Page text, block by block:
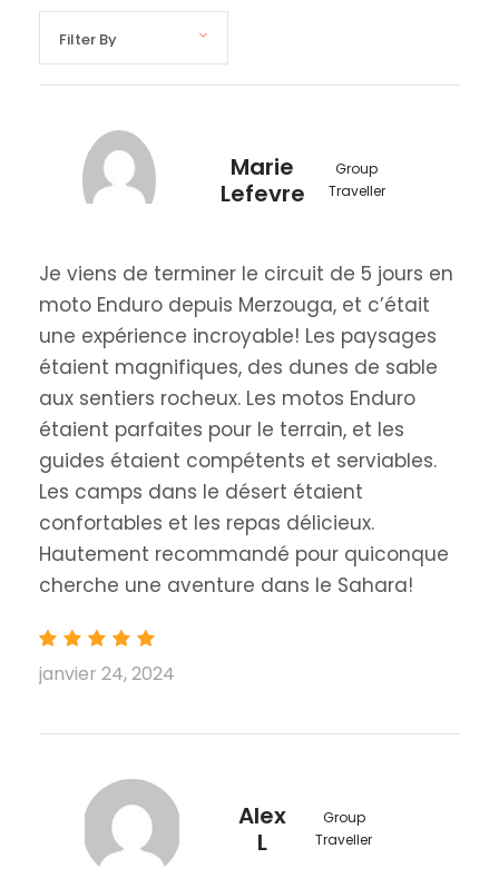
Marie
Lefevre
Group
Traveller
Je viens de terminer le circuit de 5 jours en
moto Enduro depuis Merzouga, et c’était
une expérience incroyable! Les paysages
étaient magnifiques, des dunes de sable
aux sentiers rocheux. Les motos Enduro
étaient parfaites pour le terrain, et les
guides étaient compétents et serviables.
Les camps dans le désert étaient
confortables et les repas délicieux.
Hautement recommandé pour quiconque
cherche une aventure dans le Sahara!
janvier 24, 2024
Alex
L
Group
Traveller